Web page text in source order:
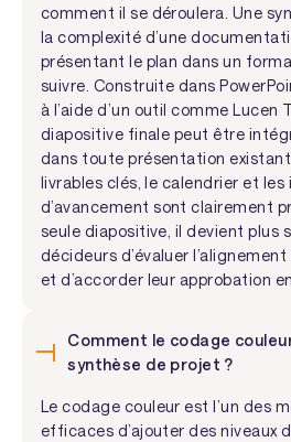
comment il se déroulera. Une
la complexité d’une
présentant le plan dans un
suivre. Construite dans
à l’aide d’un outil comme Lucen
diapositive finale peut être
dans toute présentation
livrables clés, le calendrier et
d’avancement sont clairement
seule diapositive, il devient plus
décideurs d’évaluer
et d’accorder leur approbation
Comment le codage
synthèse de projet ?
Le codage couleur est l’un des
efficaces d’ajouter des niveaux